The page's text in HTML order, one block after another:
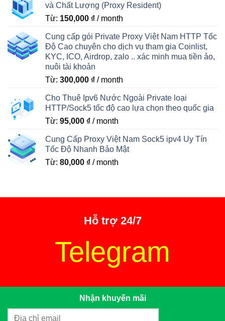
và Chất Lượng (Proxy Resident)
Từ: 150,000 ₫ / month
Cung cấp gói Private Proxy Việt Nam HTTP Tốc
Độ Cao chuyên cho dịch vụ tham gia Coinlist,
KYC, ICO, Airdrop, zalo .. xác minh mua tiền ảo,
nuôi tài khoản
Từ: 300,000 ₫ / month
Cho Thuê Ipv6 Nước Ngoài Private loại
HTTP/Sock5 tốc độ cao lựa chọn theo quốc gia
Từ: 95,000 ₫ / month
Cung Cấp Proxy Việt Nam Sock5 ipv4 Uy Tín
Tốc Độ Nhanh Bảo Mật
Từ: 80,000 ₫ / month
Hỗ trợ 24/7
Telegram
Nhận khuyến mãi